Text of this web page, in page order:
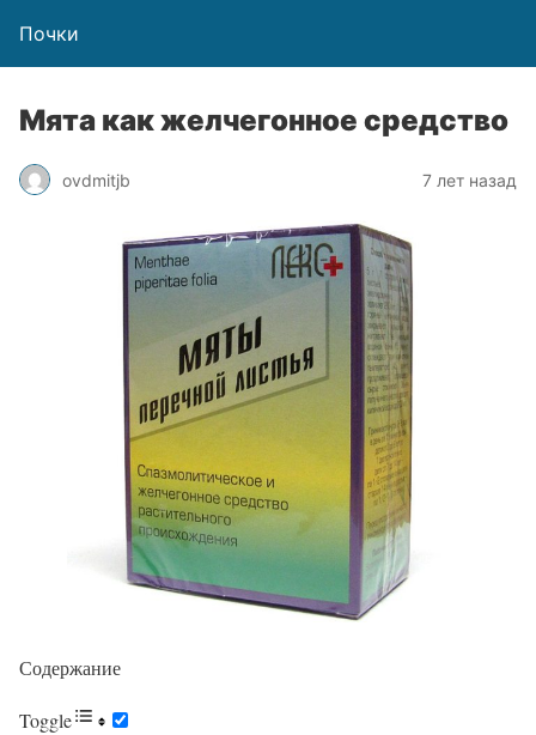
Почки
Мята как желчегонное средство
ovdmitjb 7 лет назад
Содержание
Toggle